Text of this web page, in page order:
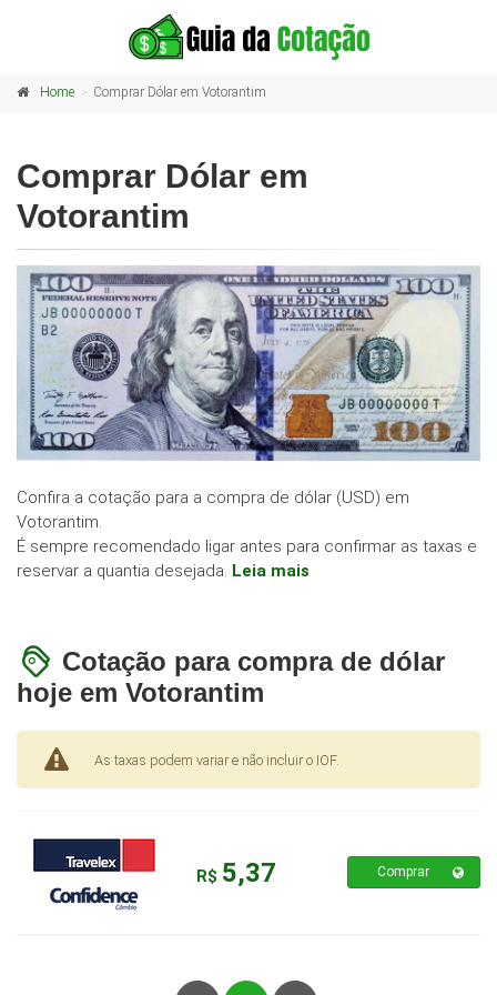
Home Comprar Dólar em Votorantim
Comprar Dólar em
Votorantim
Confira a cotação para a compra de dólar (USD) em
Votorantim.
É sempre recomendado ligar antes para confirmar as taxas e
reservar a quantia desejada. Leia mais
Cotação para compra de dólar
hoje em Votorantim
As taxas podem variar e não incluir o IOF.
R$ 5,37 Comprar